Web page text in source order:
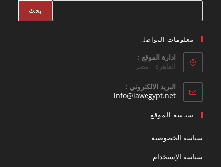
بحث
معلومات التواصل
ادارة الموقع :
القاهرة - مصر
البريد الالكتروني :
info@lawegypt.net
سياسة الموقع
سياسة الخصوصية
سياسة الإستخدام